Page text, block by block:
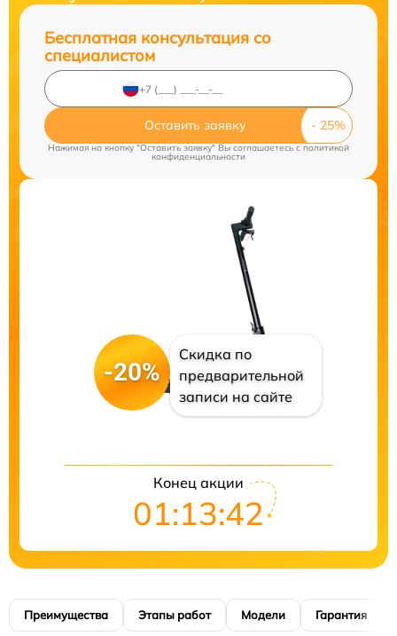
Бесплатная консультация со
специалистом
Оставить заявку
Нажимая на кнопку "Оставить заявку" Вы соглашаетесь c политикой
конфиденциальности
-20%
Скидка по
предварительной
записи на сайте
Конец акции
01:13:41
Преимущества Этапы работ Модели Гарантия